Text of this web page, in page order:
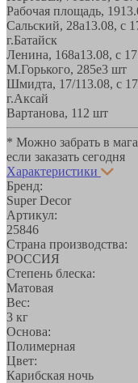
Рабочая площадь, 19
Сальский, 28a13.08, с
г.Батайск
Ленина, 168а13.08, с
М.Горького, 285е3 шт
Шмидта, 17/113.08, с
г.Аксай
Вартанова, 11 2 шт
* Можно забрать в
если заказать сегодня
Характеристики
Бренд:
Super Decor
Артикул:
25846
Страна производства:
РОССИЯ
Степень блеска:
Матовая
Вес:
3 кг
Основа:
Полимерная
Цвет:
Карибская ночь